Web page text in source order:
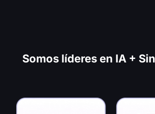
Somos líderes en IA +